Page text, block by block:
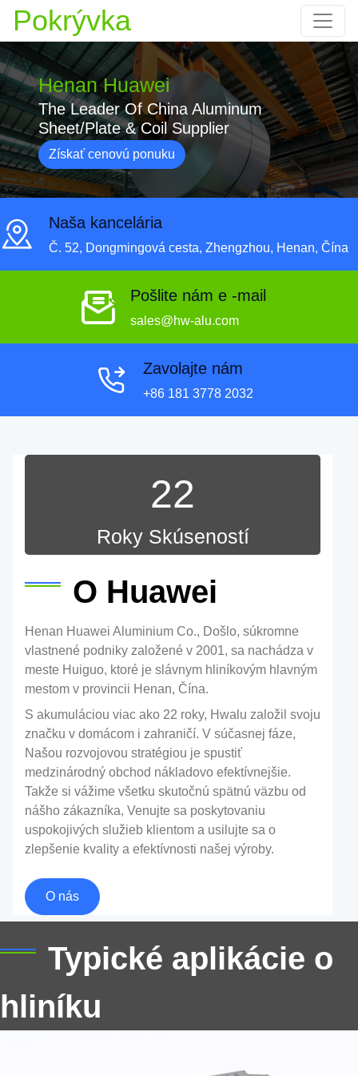
Pokrývka
Henan Huawei
The Leader Of China Aluminum
Sheet/Plate & Coil Supplier
Získať cenovú ponuku
Naša kancelária
Č. 52, Dongmingová cesta, Zhengzhou, Henan, Čína
Pošlite nám e -mail
sales@hw-alu.com
Zavolajte nám
+86 181 3778 2032
22
Roky Skúseností
O Huawei
Henan Huawei Aluminium Co., Došlo, súkromne
vlastnené podniky založené v 2001, sa nachádza v
meste Huiguo, ktoré je slávnym hliníkovým hlavným
mestom v provincii Henan, Čína.
S akumuláciou viac ako 22 roky, Hwalu založil svoju
značku v domácom i zahraničí. V súčasnej fáze,
Našou rozvojovou stratégiou je spustiť
medzinárodný obchod nákladovo efektívnejšie.
Takže si vážime všetku skutočnú spätnú väzbu od
nášho zákazníka, Venujte sa poskytovaniu
uspokojivých služieb klientom a usilujte sa o
zlepšenie kvality a efektívnosti našej výroby.
O nás
Typické aplikácie o
hliníku
Hliníkový plech pre puzdro napájacej
batérie
Hliníkový plech na obal napájacej batérie sa vzťahuje
na hliníkový plech, ktorý sa používa na zabalenie
elektrických vozidlách a hybridných vozidlách